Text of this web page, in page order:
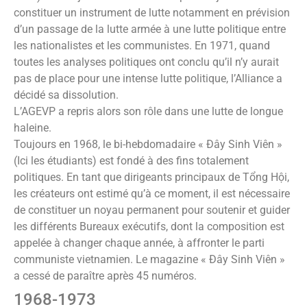
constituer un instrument de lutte notamment en prévision
d’un passage de la lutte armée à une lutte politique entre
les nationalistes et les communistes. En 1971, quand
toutes les analyses politiques ont conclu qu’il n’y aurait
pas de place pour une intense lutte politique, l’Alliance a
décidé sa dissolution.
L’AGEVP a repris alors son rôle dans une lutte de longue
haleine.
Toujours en 1968, le bi-hebdomadaire « Đây Sinh Viên »
(Ici les étudiants) est fondé à des fins totalement
politiques. En tant que dirigeants principaux de Tổng Hội,
les créateurs ont estimé qu’à ce moment, il est nécessaire
de constituer un noyau permanent pour soutenir et guider
les différents Bureaux exécutifs, dont la composition est
appelée à changer chaque année, à affronter le parti
communiste vietnamien. Le magazine « Đây Sinh Viên »
a cessé de paraître après 45 numéros.
1968-1973